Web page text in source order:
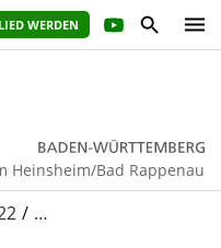
WERDEN
Heinsheim/Bad Rappenau
…